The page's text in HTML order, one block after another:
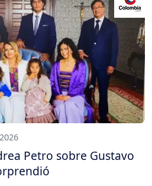
Petro sobre Gustavo